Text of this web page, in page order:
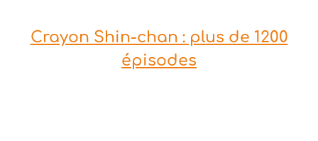
Crayon Shin-chan : plus de 1200
épisodes